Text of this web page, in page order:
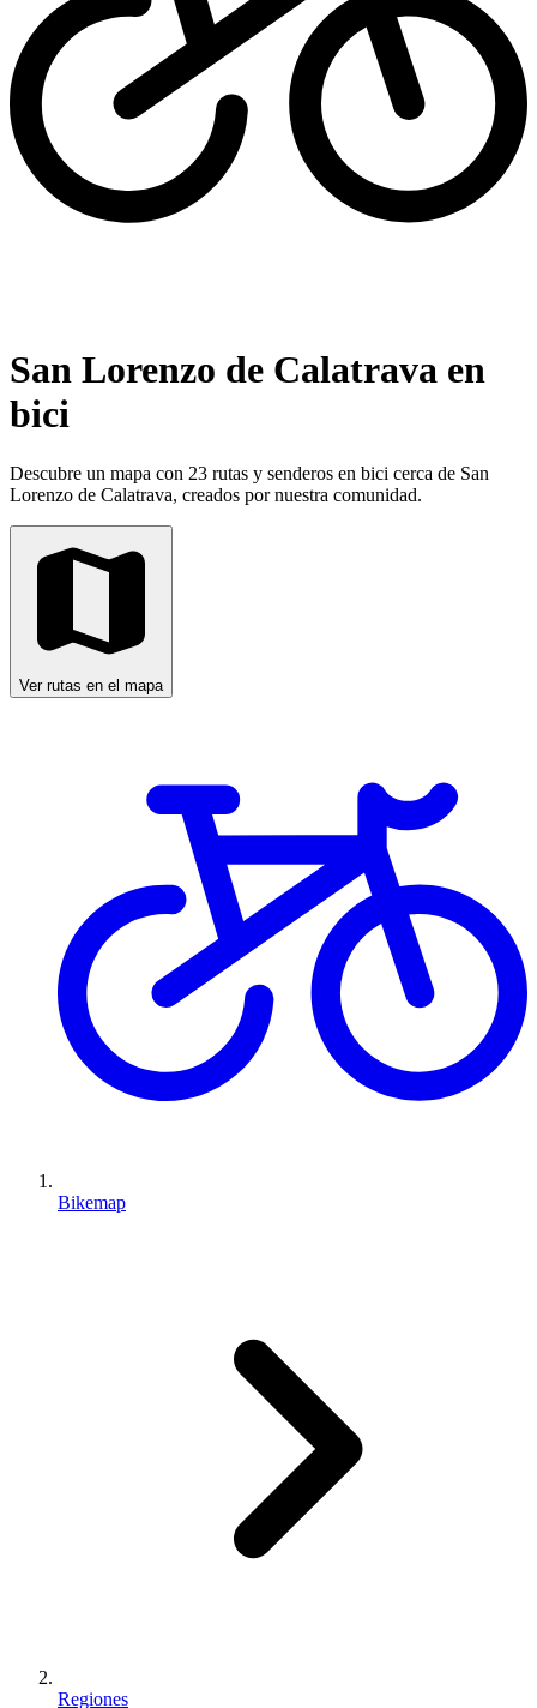
San Lorenzo de Calatrava en
bici
Descubre un mapa con 23 rutas y senderos en bici cerca de San
Lorenzo de Calatrava, creados por nuestra comunidad.
Ver rutas en el mapa
Bikemap
Regiones